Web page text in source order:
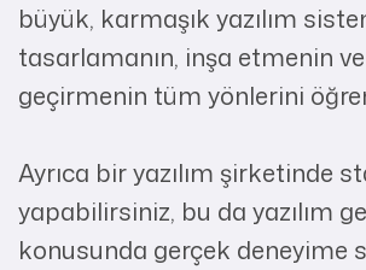
büyük, karmaşık yazılım
tasarlamanın, inşa etmenin
geçirmenin tüm yönlerini
Ayrıca bir yazılım şirketinde
yapabilirsiniz, bu da yazılım
konusunda gerçek deneyime